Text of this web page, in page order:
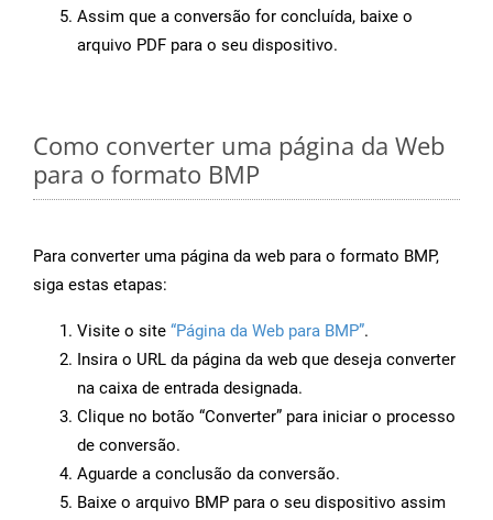
Assim que a conversão for concluída, baixe o
arquivo PDF para o seu dispositivo.
Como converter uma página da Web
para o formato BMP
Para converter uma página da web para o formato BMP,
siga estas etapas:
Visite o site “Página da Web para BMP”.
Insira o URL da página da web que deseja converter
na caixa de entrada designada.
Clique no botão “Converter” para iniciar o processo
de conversão.
Aguarde a conclusão da conversão.
Baixe o arquivo BMP para o seu dispositivo assim